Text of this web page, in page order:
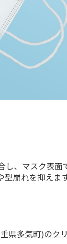
、マスク表
型崩れを抑え
県多気町)のク